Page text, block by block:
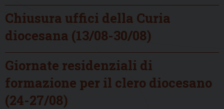
Chiusura uffici della Curia
diocesana (13/08-30/08)
Giornate residenziali di
formazione per il clero diocesano
(24-27/08)